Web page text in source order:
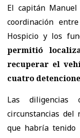
El capitán
coordinación
Hospicio y los
permitió
recuperar el
cuatro
Las diligencias
circunstancias
que habría tenido